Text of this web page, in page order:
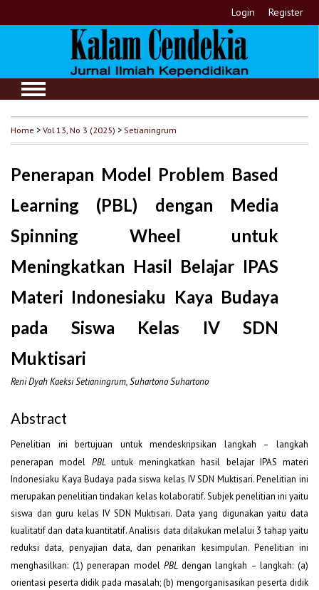
Login Register
Home >Vol 13, No 3 (2025) >Setianingrum
Penerapan Model Problem Based
Learning (PBL) dengan Media
Spinning Wheel untuk
Meningkatkan Hasil Belajar IPAS
Materi Indonesiaku Kaya Budaya
pada Siswa Kelas IV SDN
Muktisari
Reni Dyah Kaeksi Setianingrum, Suhartono Suhartono
Abstract
Penelitian ini bertujuan untuk mendeskripsikan langkah – langkah
penerapan model PBL untuk meningkatkan hasil belajar IPAS materi
Indonesiaku Kaya Budaya pada siswa kelas IV SDN Muktisari. Penelitian ini
merupakan penelitian tindakan kelas kolaboratif. Subjek penelitian ini yaitu
siswa dan guru kelas IV SDN Muktisari. Data yang digunakan yaitu data
kualitatif dan data kuantitatif. Analisis data dilakukan melalui 3 tahap yaitu
reduksi data, penyajian data, dan penarikan kesimpulan. Penelitian ini
menghasilkan: (1) penerapan modelPBL dengan langkah – langkah: (a)
orientasi peserta didik pada masalah; (b) mengorganisasikan peserta didik